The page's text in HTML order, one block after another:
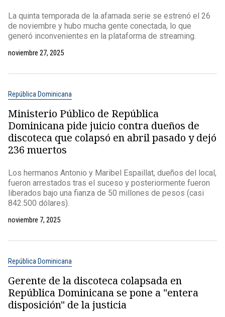
La quinta temporada de la afamada serie se estrenó el 26
de noviembre y hubo mucha gente conectada, lo que
generó inconvenientes en la plataforma de streaming.
noviembre 27, 2025
República Dominicana
Ministerio Público de República
Dominicana pide juicio contra dueños de
discoteca que colapsó en abril pasado y dejó
236 muertos
Los hermanos Antonio y Maribel Espaillat, dueños del local,
fueron arrestados tras el suceso y posteriormente fueron
liberados bajo una fianza de 50 millones de pesos (casi
842.500 dólares).
noviembre 7, 2025
República Dominicana
Gerente de la discoteca colapsada en
República Dominicana se pone a "entera
disposición" de la justicia